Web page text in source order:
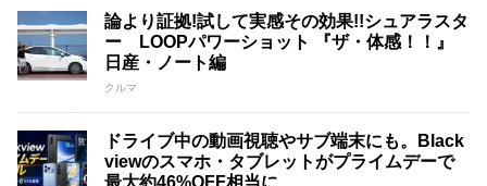
論より証拠!試して実感その効果!!シュアラスタ
ー LOOPパワーショット 『ザ・体感！！』
日産・ノート編
クルマ
ドライブ中の動画視聴やサブ端末にも。Black
viewのスマホ・タブレットがプライムデーで